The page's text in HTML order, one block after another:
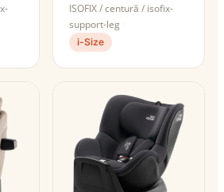
ISOFIX / centură / isofix-
support-leg
i-Size